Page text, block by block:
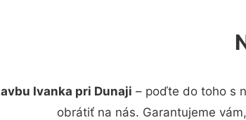
Ivanka pri Dunaji – poďte do toho s
obrátiť na nás. Garantujeme